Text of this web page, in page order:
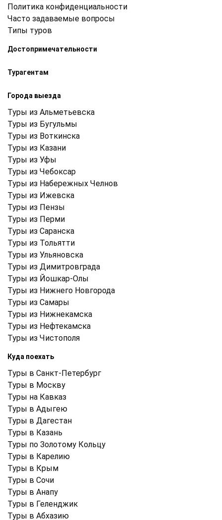
Политика конфиденциальности
Часто задаваемые вопросы
Типы туров
Достопримечательности
Турагентам
Города выезда
Туры из Альметьевска
Туры из Бугульмы
Туры из Воткинска
Туры из Казани
Туры из Уфы
Туры из Чебоксар
Туры из Набережных Челнов
Туры из Ижевска
Туры из Пензы
Туры из Перми
Туры из Саранска
Туры из Тольятти
Туры из Ульяновска
Туры из Димитровграда
Туры из Йошкар-Олы
Туры из Нижнего Новгорода
Туры из Самары
Туры из Нижнекамска
Туры из Нефтекамска
Туры из Чистополя
Куда поехать
Туры в Санкт-Петербург
Туры в Москву
Туры на Кавказ
Туры в Адыгею
Туры в Дагестан
Туры в Казань
Туры по Золотому Кольцу
Туры в Карелию
Туры в Крым
Туры в Cочи
Туры в Анапу
Туры в Геленджик
Туры в Абхазию